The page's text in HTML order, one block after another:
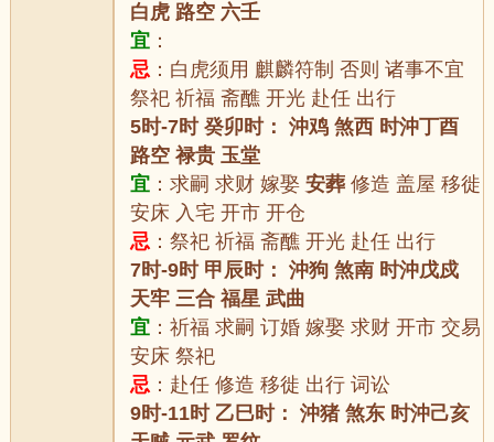
白虎 路空 六壬
宜 ：
忌 ：白虎须用 麒麟符制 否则 诸事不宜
祭祀 祈福 斋醮 开光 赴任 出行
5时-7时 癸卯时： 沖鸡 煞西 时沖丁酉
路空 禄贵 玉堂
宜 ：求嗣 求财 嫁娶安葬 修造 盖屋 移徙
安床 入宅 开市 开仓
忌 ：祭祀 祈福 斋醮 开光 赴任 出行
7时-9时 甲辰时： 沖狗 煞南 时沖戊戍
天牢 三合 福星 武曲
宜 ：祈福 求嗣 订婚 嫁娶 求财 开市 交易
安床 祭祀
忌 ：赴任 修造 移徙 出行 词讼
9时-11时 乙巳时： 沖猪 煞东 时沖己亥